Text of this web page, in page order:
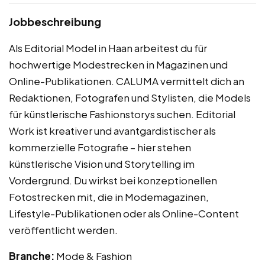
Jobbeschreibung
Als Editorial Model in Haan arbeitest du für
hochwertige Modestrecken in Magazinen und
Online-Publikationen. CALUMA vermittelt dich an
Redaktionen, Fotografen und Stylisten, die Models
für künstlerische Fashionstorys suchen. Editorial
Work ist kreativer und avantgardistischer als
kommerzielle Fotografie – hier stehen
künstlerische Vision und Storytelling im
Vordergrund. Du wirkst bei konzeptionellen
Fotostrecken mit, die in Modemagazinen,
Lifestyle-Publikationen oder als Online-Content
veröffentlicht werden.
Branche: Mode & Fashion